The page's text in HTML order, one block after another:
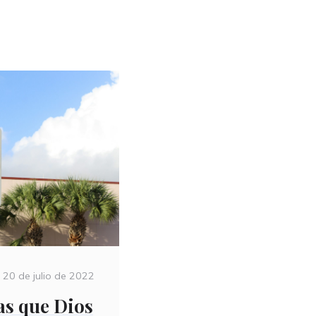
Posted
20 de julio de 2022
que Dios